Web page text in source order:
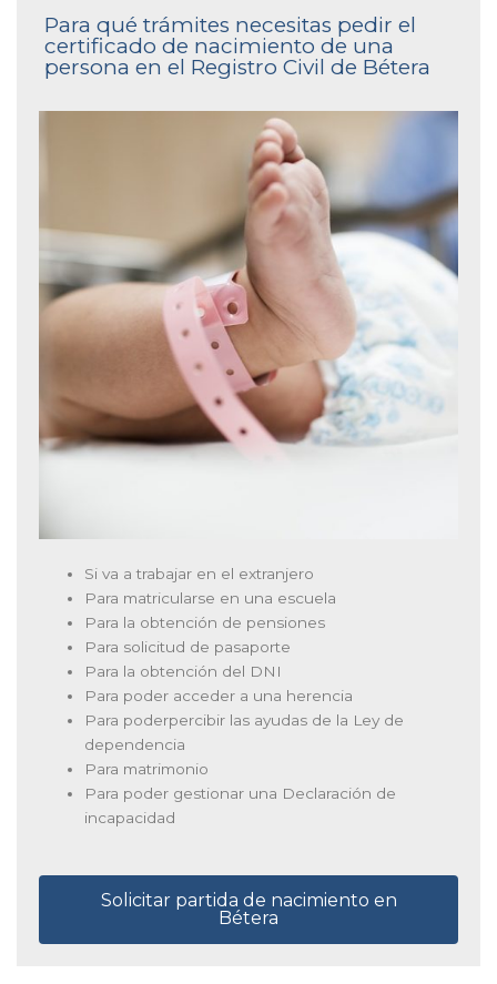
Para qué trámites necesitas pedir el
certificado de nacimiento de una
persona en el Registro Civil de Bétera
Si va a trabajar en el extranjero
Para matricularse en una escuela
Para la obtención de pensiones
Para solicitud de pasaporte
Para la obtención del DNI
Para poder acceder a una herencia
Para poderpercibir las ayudas de la Ley de
dependencia
Para matrimonio
Para poder gestionar una Declaración de
incapacidad
Solicitar partida de nacimiento en
Bétera